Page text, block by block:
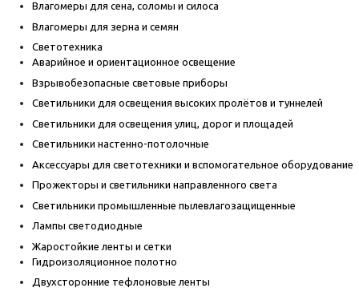
Влагомеры для сена, соломы и силоса
Влагомеры для зерна и семян
Светотехника
Аварийное и ориентационное освещение
Взрывобезопасные световые приборы
Светильники для освещения высоких пролётов и туннелей
Светильники для освещения улиц, дорог и площадей
Светильники настенно-потолочные
Аксессуары для светотехники и вспомогательное оборудование
Прожекторы и светильники направленного света
Светильники промышленные пылевлагозащищенные
Лампы светодиодные
Жаростойкие ленты и сетки
Гидроизоляционное полотно
Двухсторонние тефлоновые ленты